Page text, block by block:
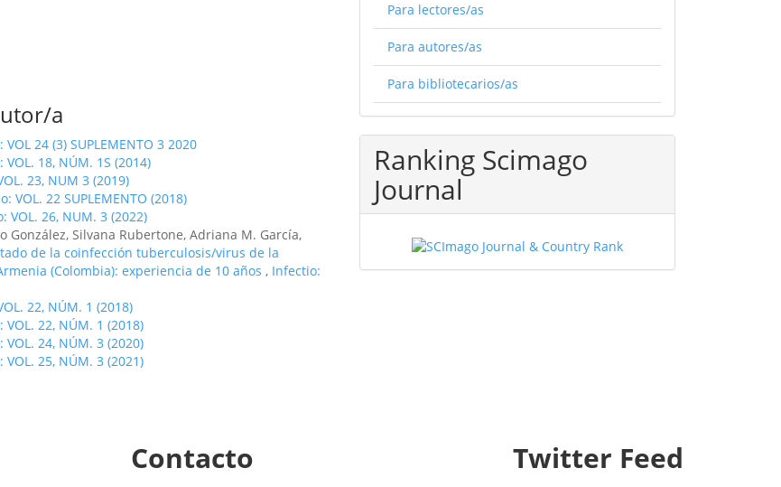
a
24 (3) SUPLEMENTO 3 2020
VOL. 18, NÚM. 1S (2014)
23, NUM 3 (2019)
VOL. 22 SUPLEMENTO (2018)
VOL. 26, NUM. 3 (2022)
Silvana Rubertone, Adriana M. García,
de la coinfección tuberculosis/virus de la
(Colombia): experiencia de 10 años , Infectio:
22, NÚM. 1 (2018)
VOL. 22, NÚM. 1 (2018)
VOL. 24, NÚM. 3 (2020)
VOL. 25, NÚM. 3 (2021)
Para lectores/as
Para autores/as
Para bibliotecarios/as
Ranking Scimago
Journal
Contacto Twitter Feed